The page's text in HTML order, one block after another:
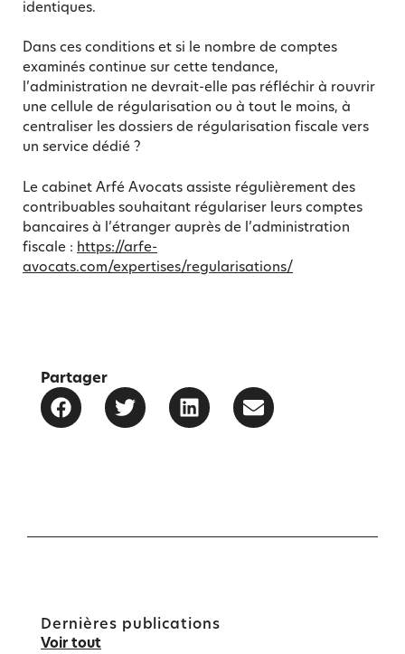
identiques.
Dans ces conditions et si le nombre de comptes
examinés continue sur cette tendance,
l’administration ne devrait-elle pas réfléchir à rouvrir
une cellule de régularisation ou à tout le moins, à
centraliser les dossiers de régularisation fiscale vers
un service dédié ?
Le cabinet Arfé Avocats assiste régulièrement des
contribuables souhaitant régulariser leurs comptes
bancaires à l’étranger auprès de l’administration
fiscale : https://arfe-
avocats.com/expertises/regularisations/
Partager
Dernières publications
Voir tout